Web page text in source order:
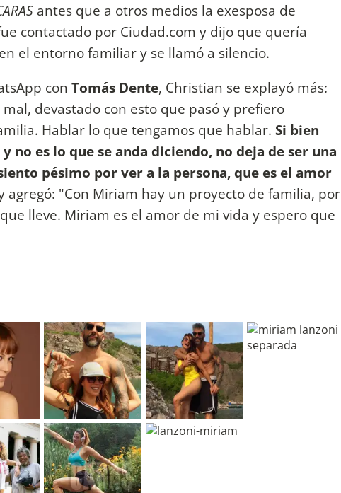
antes que a otros medios la exesposa de
contactado por Ciudad.com y dijo que quería
el entorno familiar y se llamó a silencio.
con Tomás Dente, Christian se explayó más:
devastado con esto que pasó y prefiero
Hablar lo que tengamos que hablar. Si bien
no es lo que se anda diciendo, no deja de ser una
pésimo por ver a la persona, que es el amor
agregó: "Con Miriam hay un proyecto de familia, por
lleve. Miriam es el amor de mi vida y espero que